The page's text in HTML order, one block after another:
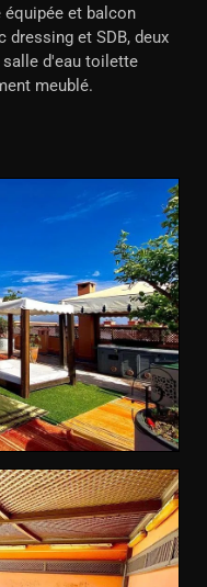
équipée et balcon
dressing et SDB, deux
salle d'eau toilette
meublé.